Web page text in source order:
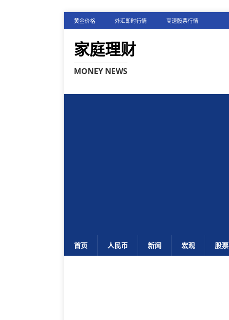
黄金价格 外汇即时行情 高速股票行情
家庭理财
MONEY NEWS
首页 人民币 新闻 宏观 股票